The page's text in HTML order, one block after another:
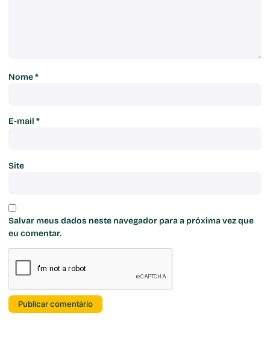
Nome*
E-mail *
Site
Salvar meus dados neste navegador para a próxima vez que
eu comentar.